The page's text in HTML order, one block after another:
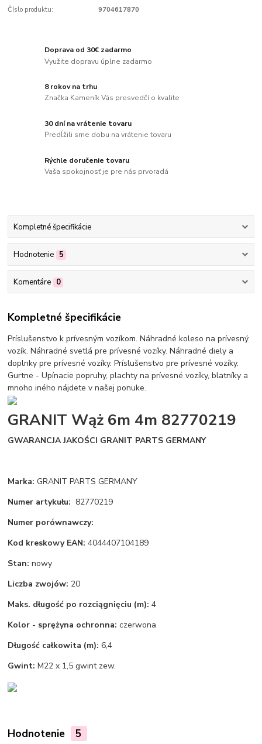
Číslo produktu: 9704617870
Doprava od 30€ zadarmo
Využite dopravu úplne zadarmo
8 rokov na trhu
Značka Kameník Vás presvedčí o kvalite
30 dní na vrátenie tovaru
Predĺžili sme dobu na vrátenie tovaru
Rýchle doručenie tovaru
Vaša spokojnosť je pre nás prvoradá
Kompletné špecifikácie
Hodnotenie 5
Komentáre 0
Kompletné špecifikácie
Príslušenstvo k prívesným vozíkom. Náhradné koleso na prívesný
vozík. Náhradné svetlá pre prívesné vozíky. Náhradné diely a
doplnky pre prívesné vozíky. Príslušenstvo pre prívesné vozíky.
Gurtne - Upínacie popruhy, plachty na prívesné vozíky, blatníky a
mnoho iného nájdete v našej ponuke.
GRANIT Wąż 6m 4m 82770219
GWARANCJA JAKOŚCI GRANIT PARTS GERMANY
Marka: GRANIT PARTS GERMANY
Numer artykułu: 82770219
Numer porównawczy:
Kod kreskowy EAN: 4044407104189
Stan: nowy
Liczba zwojów: 20
Maks. długość po rozciągnięciu (m): 4
Kolor - sprężyna ochronna: czerwona
Długość całkowita (m): 6,4
Gwint: M22 x 1,5 gwint zew.
Hodnotenie 5